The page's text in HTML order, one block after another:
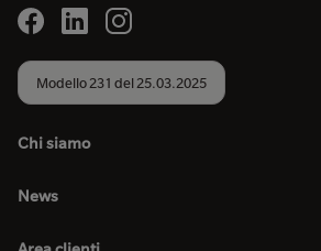
Modello 231 del 25.03.2025
Chi siamo
News